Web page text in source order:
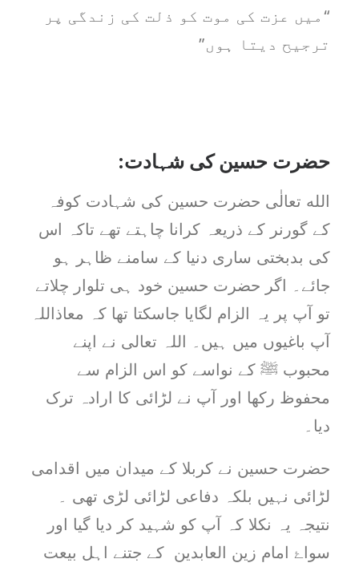
“میں عزت کی موت کو ذلت کی زندگی پر
ترجیح دیتا ہوں”
حضرت حسین کی شہادت:
الله تعالٰی حضرت حسین کی شہادت کوفہ
کے گورنر کے ذریعہ کرانا چاہتے تھے تاکہ اس
کی بدبختی ساری دنیا کے سامنے ظاہر ہو
جائے۔ اگر حضرت حسین خود ہی تلوار چلاتے
تو آپ پر یہ الزام لگایا جاسکتا تھا کہ معاذاللہ
آپ باغیوں میں ہیں۔ اللہ تعالی نے اپنے
محبوب ﷺ کے نواسے کو اس الزام سے
محفوظ رکھا اور آپ نے لڑائی کا ارادہ ترک
دیا۔
حضرت حسین نے کربلا کے میدان میں اقدامی
لڑائی نہیں بلکہ دفاعی لڑائی لڑی تھی ۔
نتیجہ یہ نکلا کہ آپ کو شہید کر دیا گیا اور
سواۓ امام زین العابدین کے جتنے اہل بیعت